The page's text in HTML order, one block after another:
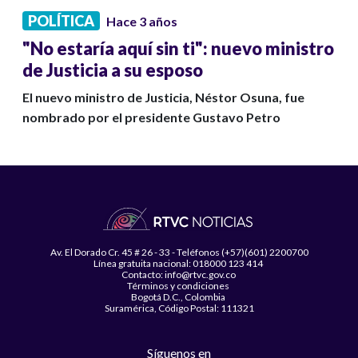
POLÍTICA Hace 3 años
"No estaría aquí sin ti": nuevo ministro
de Justicia a su esposo
El nuevo ministro de Justicia, Néstor Osuna, fue
nombrado por el presidente Gustavo Petro
Av. El Dorado Cr. 45 # 26 - 33 - Teléfonos (+57)(601) 2200700
Línea gratuita nacional: 018000 123 414
Contacto: info@rtvc.gov.co
Términos y condiciones
Bogotá D.C., Colombia
Suramérica, Código Postal: 111321
Síguenos en